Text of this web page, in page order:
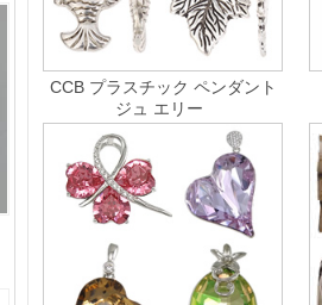
CCB プラスチック ペンダント
ジュ エリー